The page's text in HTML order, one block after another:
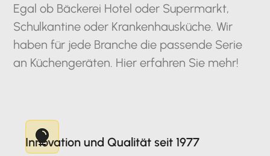
Egal ob Bäckerei Hotel oder Supermarkt,
Schulkantine oder Krankenhausküche. Wir
haben für jede Branche die passende Serie
an Küchengeräten. Hier erfahren Sie mehr!
Innovation und Qualität seit 1977